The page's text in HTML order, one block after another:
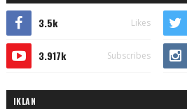
3.5k Likes
3.917k Subscribes
IKLAN